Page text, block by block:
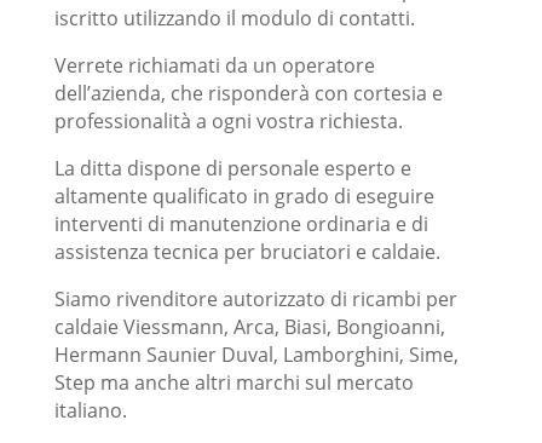
iscritto utilizzando il modulo di contatti.
Verrete richiamati da un operatore
dell’azienda, che risponderà con cortesia e
professionalità a ogni vostra richiesta.
La ditta dispone di personale esperto e
altamente qualificato in grado di eseguire
interventi di manutenzione ordinaria e di
assistenza tecnica per bruciatori e caldaie.
Siamo rivenditore autorizzato di ricambi per
caldaie Viessmann, Arca, Biasi, Bongioanni,
Hermann Saunier Duval, Lamborghini, Sime,
Step ma anche altri marchi sul mercato
italiano.